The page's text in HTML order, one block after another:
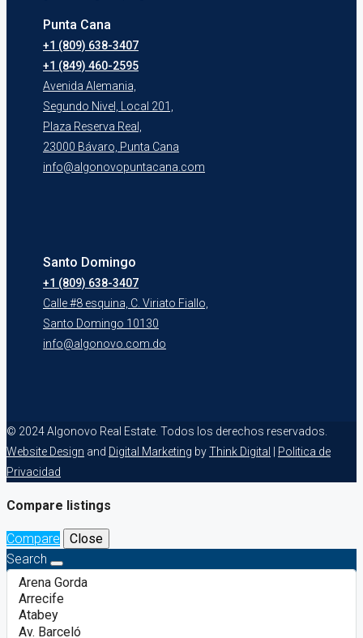
Punta Cana
+1 (809) 638-3407
+1 (849) 460-2595
Avenida Alemania,
Segundo Nivel, Local 201,
Plaza Reserva Real,
23000 Bávaro, Punta Cana
info@algonovopuntacana.com
Santo Domingo
+1 (809) 638-3407
Calle #8 esquina, C. Viriato Fiallo,
Santo Domingo 10130
info@algonovo.com.do
© 2024 Algonovo Real Estate. Todos los derechos reservados.
Website Design and Digital Marketing byThink Digital
Politica de
Privacidad
Compare listings
Compare
Close
Search